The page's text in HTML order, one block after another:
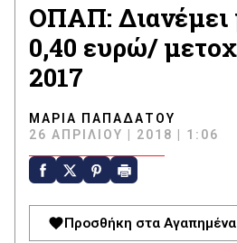
ΟΠΑΠ: Διανέμει
0,40 ευρώ/
2017
ΜΑΡΊΑ ΠΑΠΑΔΆΤΟΥ
26 ΑΠΡΙΛΊΟΥ | 2018 | 1:06
Προσθήκη στα Αγαπημένα